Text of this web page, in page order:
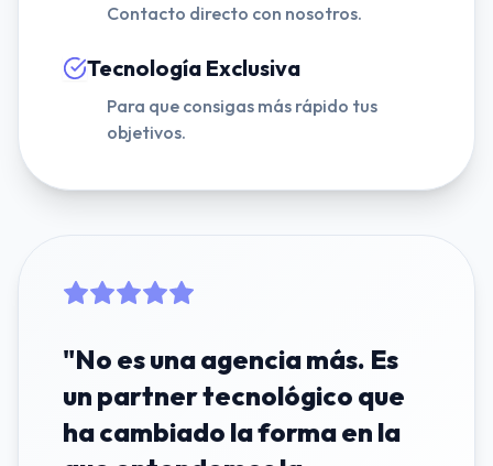
Contacto directo con nosotros.
Tecnología Exclusiva
Para que consigas más rápido tus
objetivos.
"Delegamos todo nuestro
presupuesto de Paid Media
con ellos y el salto en el ROAS